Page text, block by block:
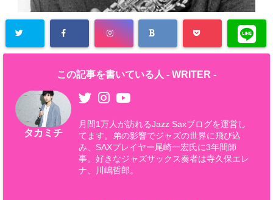
この記事を書いている人 - WRITER -
タカミチ
月間1万人が訪れるJazz Saxブログを運営し
てます。弟の影響でジャズの世界に飛び込
み、SAXプレイヤー尾崎一宏氏に3年間師
事。好きなジャズサックス奏者は寺久保エレ
ナ、川嶋哲郎。